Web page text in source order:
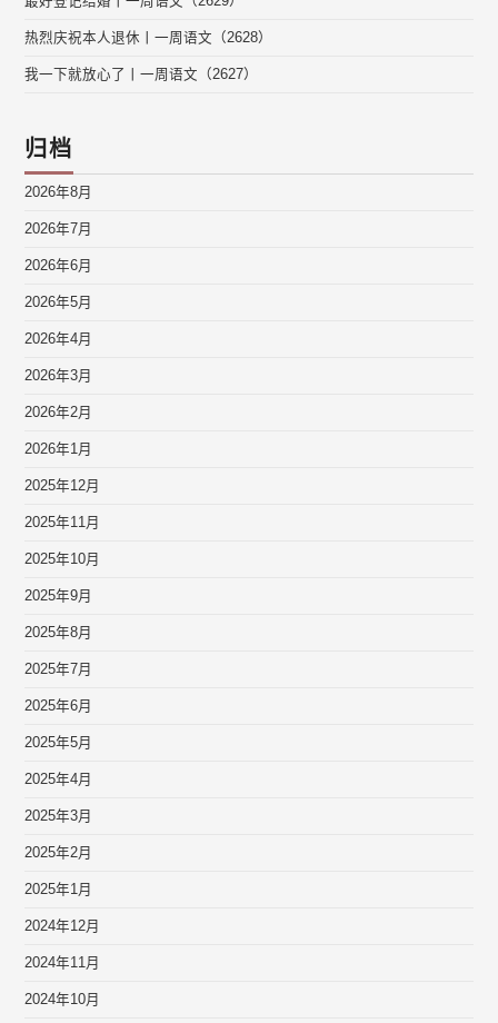
热烈庆祝本人退休丨一周语文（2628）
我一下就放心了丨一周语文（2627）
归档
2026年8月
2026年7月
2026年6月
2026年5月
2026年4月
2026年3月
2026年2月
2026年1月
2025年12月
2025年11月
2025年10月
2025年9月
2025年8月
2025年7月
2025年6月
2025年5月
2025年4月
2025年3月
2025年2月
2025年1月
2024年12月
2024年11月
2024年10月